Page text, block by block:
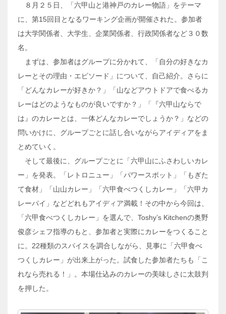
８月２５日、「六甲山と港神戸のカレー物語」をテーマ
に、第15回目となるワーキング企画が開催された。参加者
は大学関係者、大学生、企業関係者、行政関係者など３０数
名。
まずは、参加者はグループに分かれて、「自分の好きなカ
レーとその理由・エピソード」について、自己紹介。さらに
「どんなカレーが好きか？」「山などアウトドアで食べるカ
レーはどのようなものが良いですか？」「『六甲山ならで
は』のカレーとは、一体どんなカレーでしょうか？」などの
問いかけに、グループごとに話し合いながらアイディアをま
とめていく。
そして最後に、グループごとに「六甲山にふさわしいカレ
ー」を発表。「レトロニュー」「パワースポット」「もぎた
て食材」「山山カレー」「六甲食べつくしカレー」「六甲カ
レーパイ」などどれもアイディア満載！その中から今回は、
「六甲食べつくしカレー」を選んで、Toshy’s Kitchenの奥野
俊彦シェフ指導のもと、参加者と実際にカレーをつくること
に。22種類のスパイスを調合しながら、見事に「六甲食べ
つくしカレー」が出来上がった。試食した参加者たちも「こ
れなら売れる！」。本場仕込みのカレーの美味しさに太鼓判
を押した。